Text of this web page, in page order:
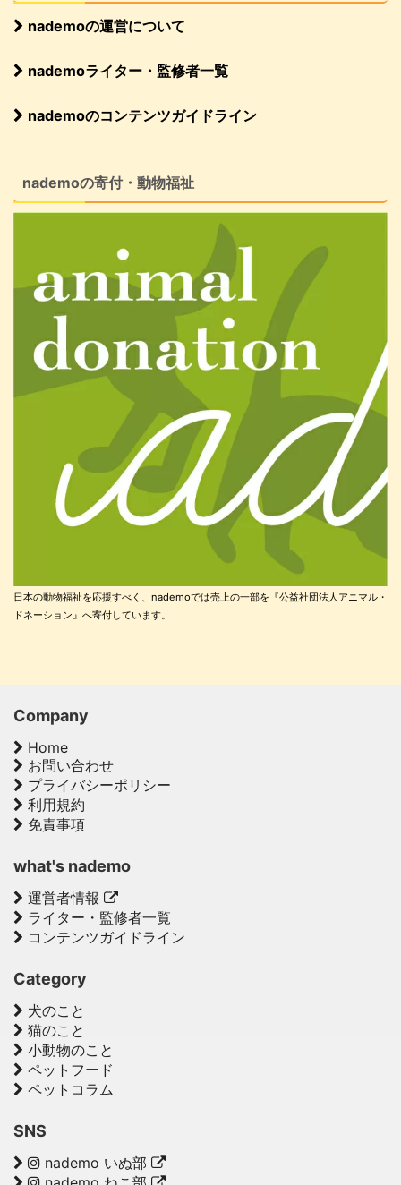
nademoの運営について
nademoライター・監修者一覧
nademoのコンテンツガイドライン
nademoの寄付・動物福祉
日本の動物福祉を応援すべく、nademoでは売上の一部を『公益社団法人アニマル・
ドネーション』へ寄付しています。
Company
Home
お問い合わせ
プライバシーポリシー
利用規約
免責事項
what's nademo
運営者情報
ライター・監修者一覧
コンテンツガイドライン
Category
犬のこと
猫のこと
小動物のこと
ペットフード
ペットコラム
SNS
nademo いぬ部